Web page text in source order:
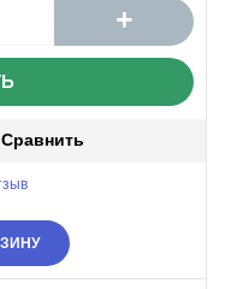
+
Сравнить